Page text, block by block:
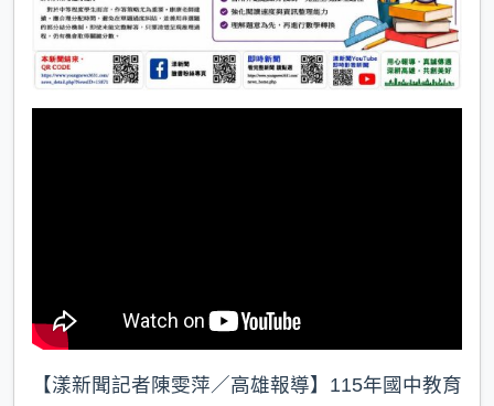
【漾新聞記者陳雯萍／高雄報導】115年國中教育